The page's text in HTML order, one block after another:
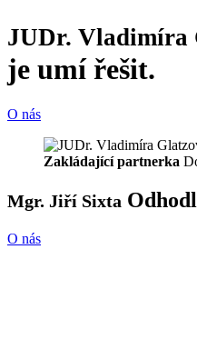
JUDr. Vladimíra
je umí řešit.
O nás
Zakládající partnerka
Mgr. Jiří Sixta
O nás